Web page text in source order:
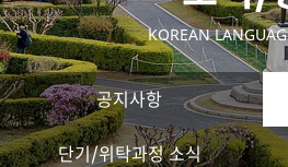
KOREAN
공지사항
단기/위탁과정 소식